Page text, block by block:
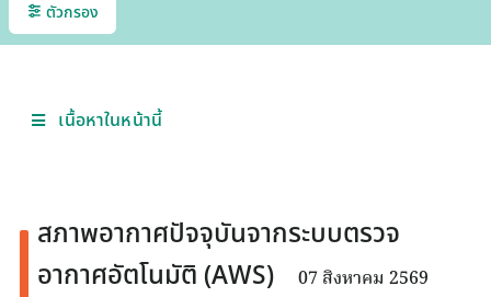
ตัวกรอง
เนื้อหาในหน้านี้
สภาพอากาศปัจจุบันจากระบบตรวจ
อากาศอัตโนมัติ (AWS)
07 สิงหาคม 2569